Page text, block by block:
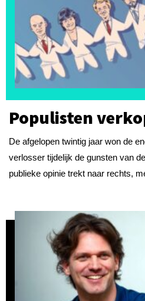
Populisten
De afgelopen twintig jaar won de
verlosser tijdelijk de gunsten van
publieke opinie trekt naar rechts,